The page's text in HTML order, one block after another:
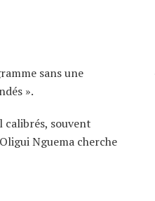
sans une
».
calibrés, souvent
Nguema cherche